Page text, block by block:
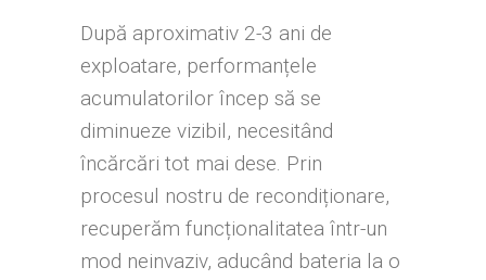
După aproximativ 2-3 ani de
exploatare, performanțele
acumulatorilor încep să se
diminueze vizibil, necesitând
încărcări tot mai dese. Prin
procesul nostru de recondiționare,
recuperăm funcționalitatea într-un
mod neinvaziv, aducând bateria la o